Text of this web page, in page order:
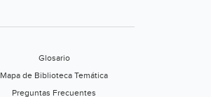
Glosario
Mapa de Biblioteca Temática
Preguntas Frecuentes